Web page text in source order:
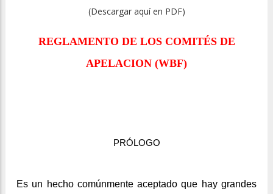
(Descargar aquí en PDF)
REGLAMENTO DE LOS COMITÉS DE
APELACION (WBF)
PRÓLOGO
Es un hecho comúnmente aceptado que hay grandes